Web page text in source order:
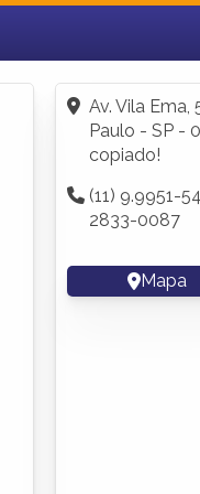
Fazer login
Criar conta
Av. Vila
Paulo - SP -
copiado!
(11) 9.9951-
2833-0087
Mapa